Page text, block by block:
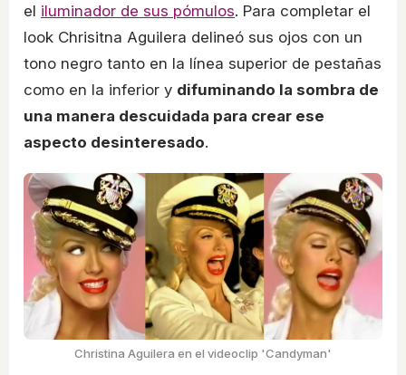
el iluminador de sus pómulos. Para completar el
look Chrisitna Aguilera delineó sus ojos con un
tono negro tanto en la línea superior de pestañas
como en la inferior y difuminando la sombra de
una manera descuidada para crear ese
aspecto desinteresado.
Christina Aguilera en el videoclip 'Candyman'